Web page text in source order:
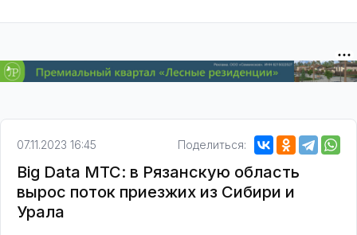
07.11.2023 16:45 Поделиться:
Big Data МТС: в Рязанскую область
вырос поток приезжих из Сибири и
Урала